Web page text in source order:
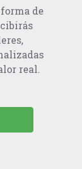
de
real.